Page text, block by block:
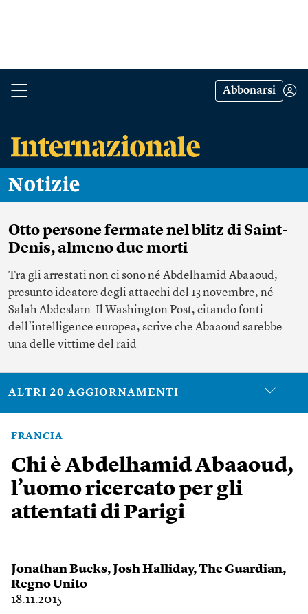
Abbonarsi
Notizie
Otto persone fermate nel blitz di Saint-
Denis, almeno due morti
Tra gli arrestati non ci sono né Abdelhamid Abaaoud,
presunto ideatore degli attacchi del 13 novembre, né
Salah Abdeslam. Il Washington Post, citando fonti
dell’intelligence europea, scrive che Abaaoud sarebbe
una delle vittime del raid
ALTRI 20 AGGIORNAMENTI
FRANCIA
Chi è Abdelhamid Abaaoud,
l’uomo ricercato per gli
attentati di Parigi
Jonathan Bucks,Josh Halliday,The Guardian,
Regno Unito
18.11.2015